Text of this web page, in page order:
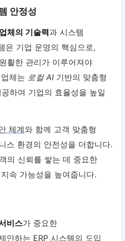
안정성
업체의 기술력과 시스템
은 기업 운영의 핵심으로,
활한 관리가 이루어져야
체는 로컬 AI 기반의 맞춤형
하여 기업의 효율성을 높일
체계와 함께 고객 맞춤형
스 환경의 안전성을 더합니다.
의 신뢰를 쌓는 데 중요한
속 가능성을 높여줍니다.
비스가 중요한
안하는 ERP 시스템의 도입